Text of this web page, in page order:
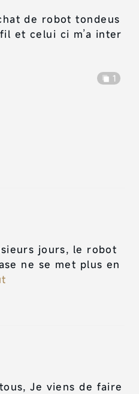
de robot tondeus
et celui ci m’a inter
1
jours, le robot
ne se met plus en
Je viens de faire